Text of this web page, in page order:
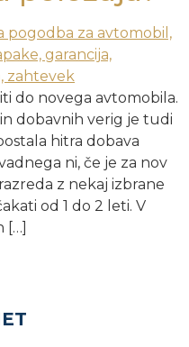
do novega avtomobila.
dobavnih verig je tudi
hitra dobava
ni, če je za nov
z nekaj izbrane
od 1 do 2 leti. V
[…]